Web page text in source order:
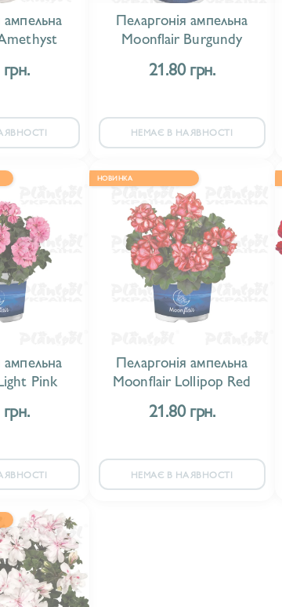
ампельна
Пеларгонія ампельна
Moonflair Burgundy
21.80 грн.
НЕМАЄ В НАЯВНОСТІ
ампельна
Pink
НОВИНКА
Пеларгонія ампельна
Moonflair Lollipop Red
21.80 грн.
НЕМАЄ В НАЯВНОСТІ